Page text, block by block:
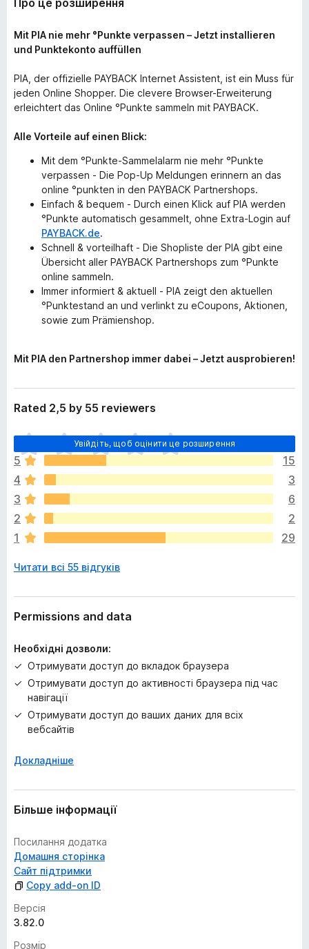
Про це розширення
Mit PIA nie mehr °Punkte verpassen – Jetzt installieren
und Punktekonto auffüllen
PIA, der offizielle PAYBACK Internet Assistent, ist ein Muss für
jeden Online Shopper. Die clevere Browser-Erweiterung
erleichtert das Online °Punkte sammeln mit PAYBACK.
Alle Vorteile auf einen Blick:
Mit dem °Punkte-Sammelalarm nie mehr °Punkte
verpassen - Die Pop-Up Meldungen erinnern an das
online °punkten in den PAYBACK Partnershops.
Einfach & bequem - Durch einen Klick auf PIA werden
°Punkte automatisch gesammelt, ohne Extra-Login auf
PAYBACK.de.
Schnell & vorteilhaft - Die Shopliste der PIA gibt eine
Übersicht aller PAYBACK Partnershops zum °Punkte
online sammeln.
Immer informiert & aktuell - PIA zeigt den aktuellen
°Punktestand an und verlinkt zu eCoupons, Aktionen,
sowie zum Prämienshop.
Mit PIA den Partnershop immer dabei – Jetzt ausprobieren!
Rated 2,5 by 55 reviewers
Увійдіть, щоб оцінити це розширення
Щ
е
н
е
м
а
є
о
і
о
к
5
15
4
3
3
6
2
2
1
29
Читати всі 55 відгуків
Permissions and data
Необхідні дозволи:
Отримувати доступ до вкладок браузера
Отримувати доступ до активності браузера під час
навігації
Отримувати доступ до ваших даних для всіх
вебсайтів
Докладніше
Більше інформації
Посилання додатка
Домашня сторінка
Сайт підтримки
Copy add-on ID
Версія
3.82.0
Розмір